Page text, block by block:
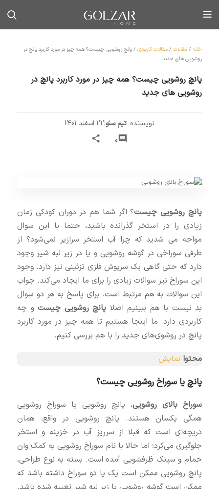
خانه /مقالات /مقالات کاربردی /پانچ روشویی چیست؟ همه چیز در مورد کاربرد پانچ در
روشویی های جدید
پانچ روشویی چیست؟ همه چیز در مورد کاربرد پانچ در
روشویی های جدید
نویسنده: تیم سئو|22 اسفند 1401
0
پانچ روشویی چیست؟ اگر شما هم در دوران کودکی زمان
زیادی را در استخر گذرانده باشید، حتما با این سوال
مواجه می‌ شدید که چرا آب استخر سرازیر نمی‌شود؟ از
طرفی سوراخی در گوشه روشویی و یا در زیر لبه شیر وجود
دارد که حتی گاهی یک سرپوش فلزی تزئینی نیز دارد. وجود
این سوراخ نیز سوالات زیادی را برای ما ایجاد می‌کند. جواب
این سوالات به هم مرتبط است. برای پاسخ به هر دو سوال
بد نیست با هم ببینیم اصلا پانچ روشویی چیست و چه
کاربردی دارد. ما اینجا هستیم تا همه چیز در مورد کاربرد
پانچ در روشوی‌های جدید را با هم بررسی کنیم.
محتوا نمایش
پانچ یا سوراخ روشویی چیست؟
سوراخ بالای روشویی، پانچ روشویی یا سوراخ روشویی
همگی یکسان هستند. پانچ روشویی در واقع، همان
دریچه‌ای است که قبلا از سرریز آب در خزینه و استخر
جلوگیری می‌کرد؛ اما حالا با نام سوراخ روشویی به کمک وان
حمام و سینک ظرفشویی آمده است. بسته به نوع طراحی،
پانچ روشویی ممکن است یک یا دو سوراخ داشته باشد که